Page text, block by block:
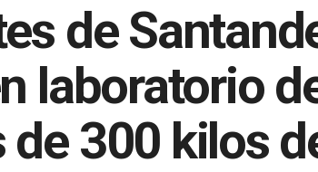
de
laboratorio
de 300 kilos